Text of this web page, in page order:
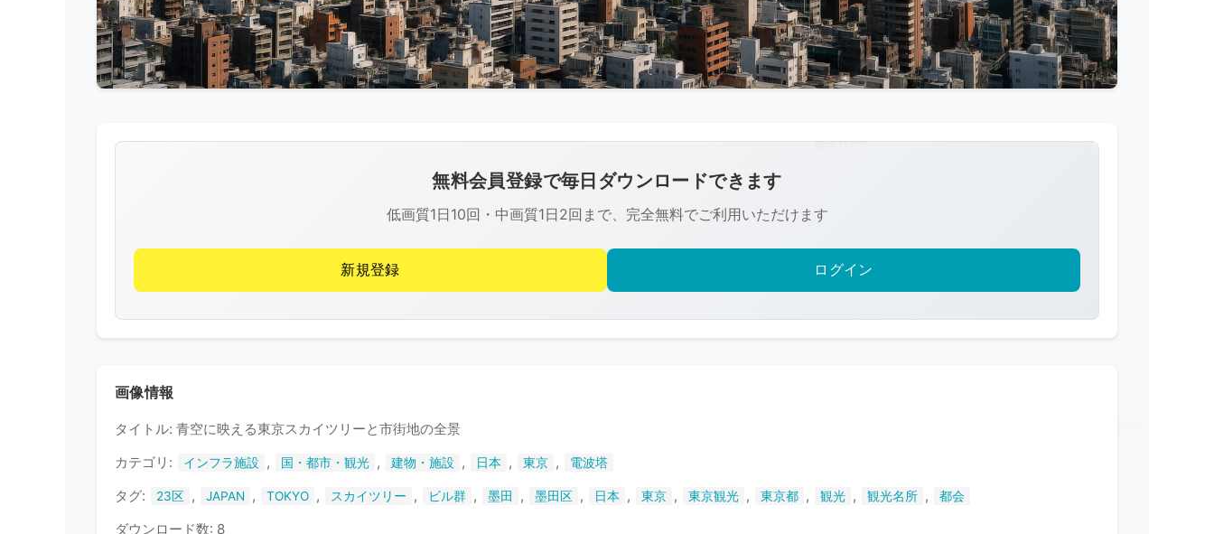
像
R-
FREE
著
作
権
れ
て
無料会員登録で毎日ダウンロードできます
低画質1日10回・中画質1日2回まで、完全無料でご利用いただけます
新規登録 ログイン
画像情報
タイトル: 青空に映える東京スカイツリーと市街地の全景
カテゴリ:
インフラ施設 , 国・都市・観光 , 建物・施設 , 日本 , 東京 , 電波塔
タグ: 23区 , JAPAN , TOKYO , スカイツリー , ビル群 , 墨田 , 墨田区 , 日本 , 東京 , 東京観光 , 東京都 , 観光 , 観光名所 , 都会
ダウンロード数: 8